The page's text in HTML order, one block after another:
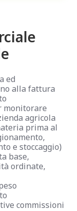
ed
alla fattura
monitorare
agricola
prima al
e stoccaggio)
base,
ordinate,
commissioni